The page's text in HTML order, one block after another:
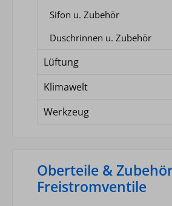
Sifon u. Zubehör
Duschrinnen u. Zubehör
Lüftung
Klimawelt
Werkzeug
Oberteile &
Freistromventile